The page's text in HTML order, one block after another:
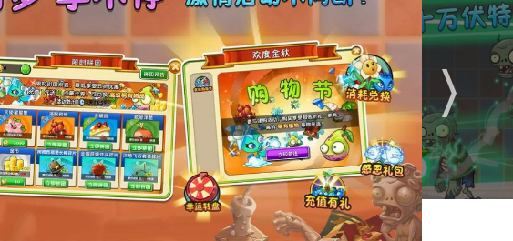
大后的猕猴桃对周围僵尸造成重创。
，与香蕉火箭炮相比那可是不输上下的呢。
没有上线，先为你提供植物大战僵尸2下载！